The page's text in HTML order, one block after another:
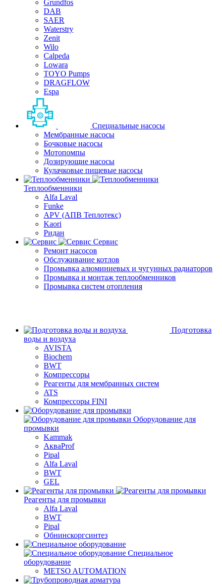
Grundfos
DAB
SAER
Waterstry
Zenit
Wilo
Calpeda
Lowara
TOYO Pumps
DRAGFLOW
Espa
Специальные насосы
Мембранные насосы
Бочковые насосы
Мотопомпы
Дозирующие насосы
Кулачковые пищевые насосы
Теплообменники
Alfa Laval
Funke
APV (АПВ Теплотекс)
Kaori
Ридан
Сервис
Ремонт насосов
Обслуживание котлов
Промывка алюминиевых и чугунных радиаторов
Промывка и монтаж теплообменников
Промывка систем отопления
Подготовка
воды и воздуха
AVISTA
Biochem
BWT
Компрессоры
Реагенты для мембранных систем
ATS
Компрессоры FINI
Оборудование для
промывки
Kammak
АкваProf
Pipal
Alfa Laval
BWT
GEL
Реагенты для промывки
Alfa Laval
BWT
Pipal
Обнинскоргсинтез
Специальное
оборудование
METSO AUTOMATION